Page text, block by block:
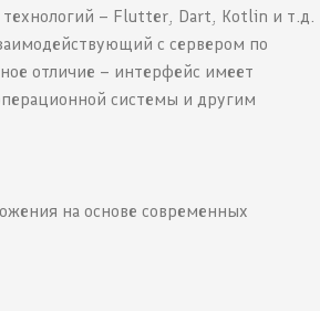
технологий – Flutter, Dart, Kotlin и т.д.
с сервером по
отличие – интерфейс имеет
системы и другим
на основе современных